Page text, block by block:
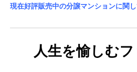
現在好評販売中の分譲マンションに関
人生を愉しむ